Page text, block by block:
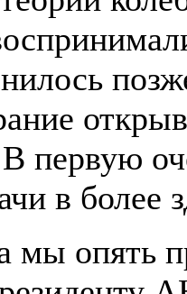
первую
в более
мы опять